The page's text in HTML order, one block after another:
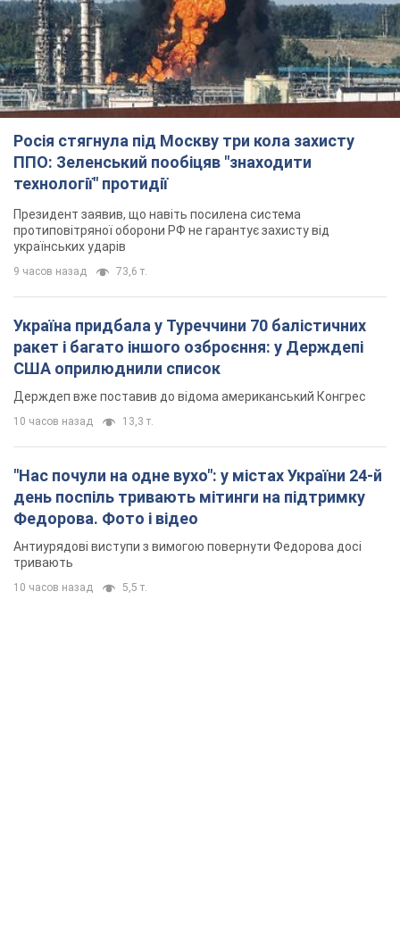
Росія стягнула під Москву три кола захисту
ППО: Зеленський пообіцяв "знаходити
технології" протидії
Президент заявив, що навіть посилена система
протиповітряної оборони РФ не гарантує захисту від
українських ударів
9 часов назад 73,6 т.
Україна придбала у Туреччини 70 балістичних
ракет і багато іншого озброєння: у Держдепі
США оприлюднили список
Держдеп вже поставив до відома американський Конгрес
10 часов назад 13,3 т.
"Нас почули на одне вухо": у містах України 24-й
день поспіль тривають мітинги на підтримку
Федорова. Фото і відео
Антиурядові виступи з вимогою повернути Федорова досі
тривають
10 часов назад 5,5 т.